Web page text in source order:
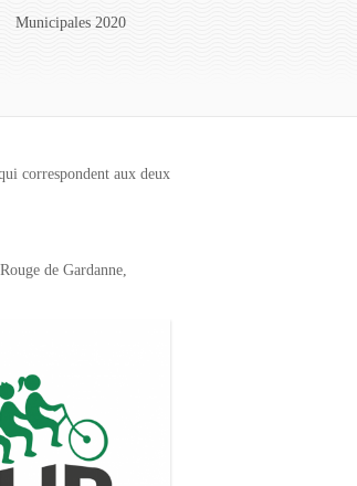
Municipales 2020
correspondent aux deux
de Gardanne,